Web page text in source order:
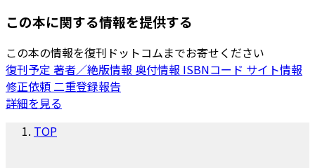
この本に関する情報を提供する
この本の情報を復刊ドットコムまでお寄せください
復刊予定 著者／絶版情報 奥付情報 ISBNコード サイト情報
修正依頼二重登録報告
詳細を見る
TOP